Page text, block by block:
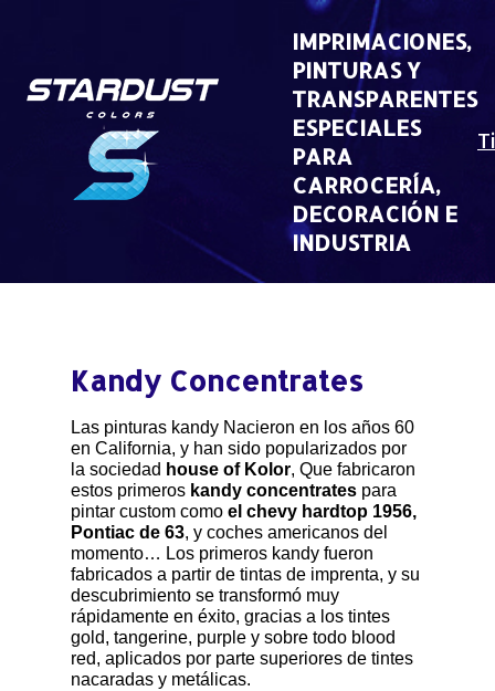
IMPRIMACIONES,
PINTURAS Y
TRANSPARENTES
ESPECIALES
PARA
CARROCERÍA,
DECORACIÓN E
INDUSTRIA
Kandy Concentrates
Las pinturas kandy Nacieron en los años 60
en California, y han sido popularizados por
la sociedad house of Kolor, Que fabricaron
estos primeros kandy concentrates para
pintar custom como el chevy hardtop 1956,
Pontiac de 63, y coches americanos del
momento… Los primeros kandy fueron
fabricados a partir de tintas de imprenta, y su
descubrimiento se transformó muy
rápidamente en éxito, gracias a los tintes
gold, tangerine, purple y sobre todo blood
red, aplicados por parte superiores de tintes
nacaradas y metálicas.